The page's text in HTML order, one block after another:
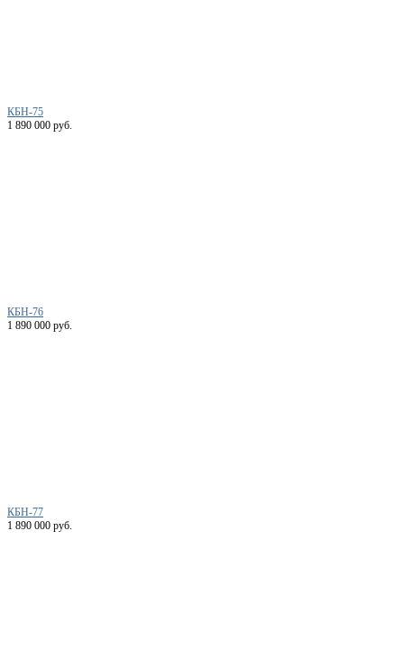
КБН-75
1 890 000 руб.
КБН-76
1 890 000 руб.
КБН-77
1 890 000 руб.